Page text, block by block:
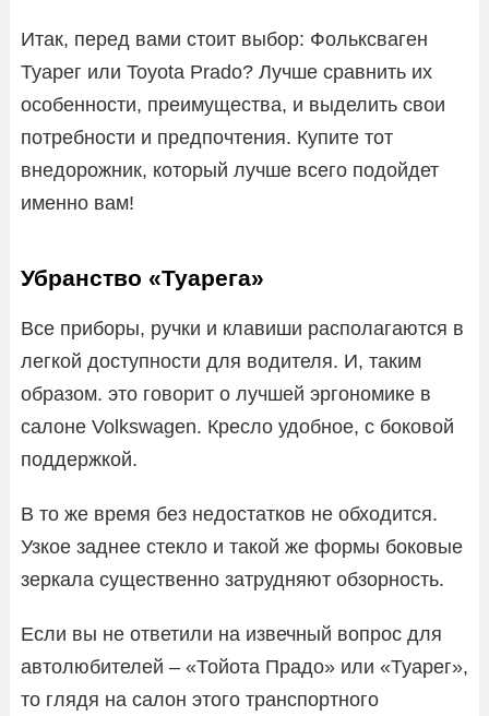
Итак, перед вами стоит выбор: Фольксваген
Туарег или Toyota Prado? Лучше сравнить их
особенности, преимущества, и выделить свои
потребности и предпочтения. Купите тот
внедорожник, который лучше всего подойдет
именно вам!
Убранство «Туарега»
Все приборы, ручки и клавиши располагаются в
легкой доступности для водителя. И, таким
образом. это говорит о лучшей эргономике в
салоне Volkswagen. Кресло удобное, с боковой
поддержкой.
В то же время без недостатков не обходится.
Узкое заднее стекло и такой же формы боковые
зеркала существенно затрудняют обзорность.
Если вы не ответили на извечный вопрос для
автолюбителей – «Тойота Прадо» или «Туарег»,
то глядя на салон этого транспортного